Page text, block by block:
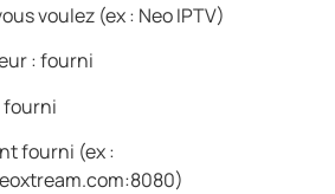
voulez (ex : Neo IPTV)
: fourni
fourni
fourni (ex :
)